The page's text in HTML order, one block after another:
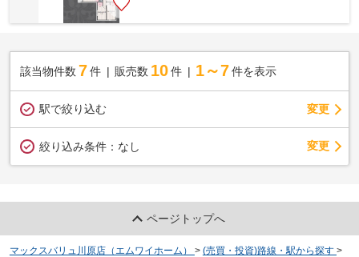
該当物件数 7件 販売数 10 件 1～7 件を表示
駅で絞り込む 変更
絞り込み条件： なし 変更
ページトップへ
マックスバリュ川原店（エムワイホーム） > (売買・投資)路線・駅から探す >